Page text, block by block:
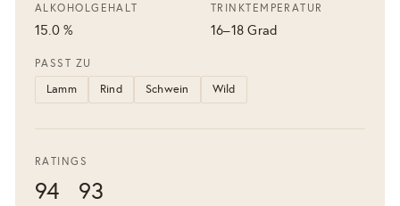
ALKOHOLGEHALT
15.0 %
TRINKTEMPERATUR
16–18 Grad
PASST ZU
Lamm Rind Schwein Wild
RATINGS
94 93